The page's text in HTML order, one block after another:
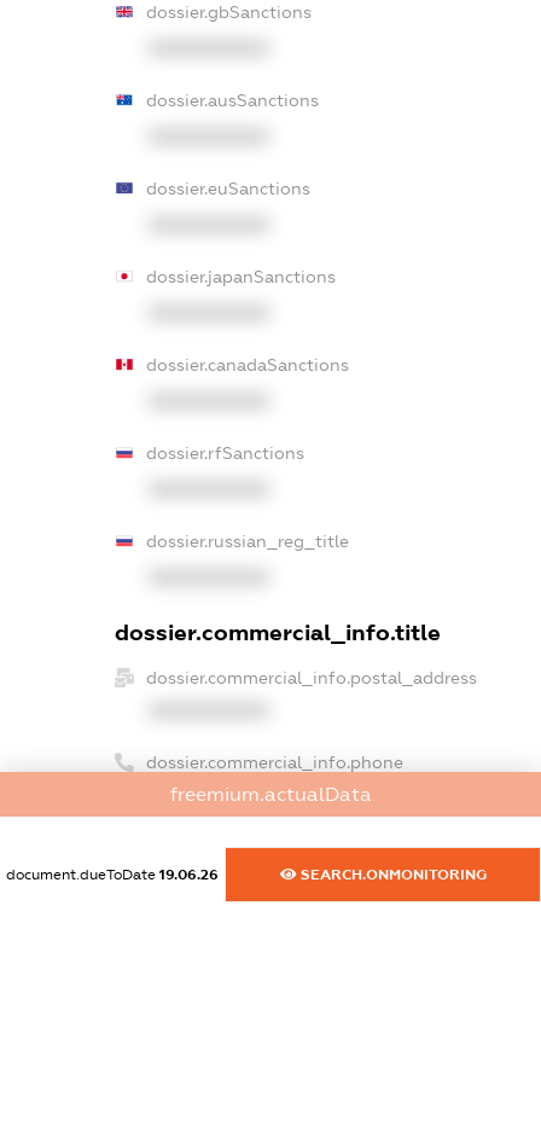
dossier.gbSanctions
dossier.ausSanctions
dossier.euSanctions
dossier.japanSanctions
dossier.canadaSanctions
dossier.rfSanctions
dossier.russian_reg_title
dossier.commercial_info.title
dossier.commercial_info.postal_address
dossier.commercial_info.phone
XXXXXXXXXX
dossier.commercial_info.fax
XXXXXXXXXX
freemium.actualData
document.dueToDate 19.06.26 SEARCH.ONMONITORING